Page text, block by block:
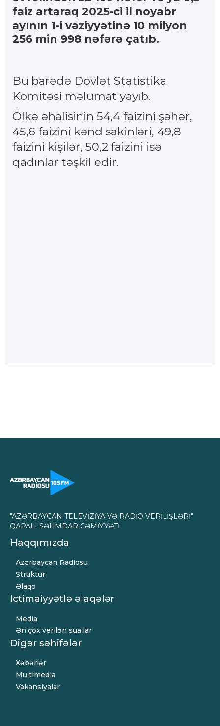
faiz artaraq 2025-ci il noyabr
ayının 1-i vəziyyətinə 10 milyon
256 min 998 nəfərə çatıb.
Bu barədə Dövlət Statistika
Komitəsi məlumat yayıb.
Ölkə əhalisinin 54,4 faizini şəhər,
45,6 faizini kənd sakinləri, 49,8
faizini kişilər, 50,2 faizini isə
qadınlar təşkil edir.
"AZƏRBAYCAN TELEVİZİYA VƏ RADİO VERİLİŞLƏRİ"
QAPALI SƏHMDAR CƏMİYYƏTİ
Haqqımızda
Azərbaycan Radiosu
Struktur
Əlaqə
İctimaiyyətlə əlaqələr
Media
Ən çox verilən suallar
Digər səhifələr
Xəbərlər
Multimedia
Vakansiyalar